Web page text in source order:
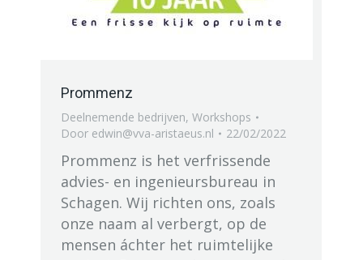
Prommenz
Deelnemende bedrijven, Workshops
Door edwin@vva-aristaeus.nl 22/02/2022
Prommenz is het verfrissende
advies- en ingenieursbureau in
Schagen. Wij richten ons, zoals
onze naam al verbergt, op de
mensen áchter het ruimtelijke